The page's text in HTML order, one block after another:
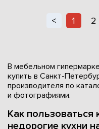
< 1 2
В мебельном
купить в Санкт-
производителя по
и фотографиями.
Как пользоваться
недорогие кухни